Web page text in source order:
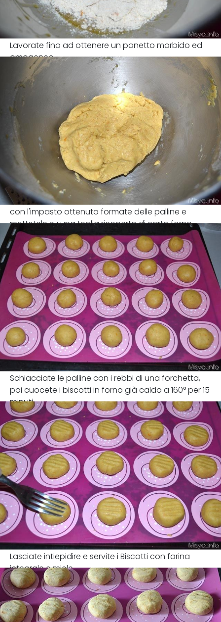
Lavorate fino ad ottenere un panetto morbido ed
omogeneo.
con l'impasto ottenuto formate delle palline e
mettetele su una teglia ricoperta di carta forno
Schiacciate le palline con i rebbi di una forchetta,
poi cuocete i biscotti in forno già caldo a 160° per 15
minuti
Lasciate intiepidire e servite i Biscotti con farina
integrale e miele